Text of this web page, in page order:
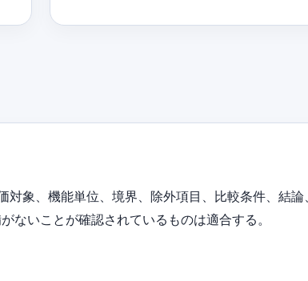
象、機能単位、境界、除外項目、比較条件、結
ないことが確認されているものは適合する。